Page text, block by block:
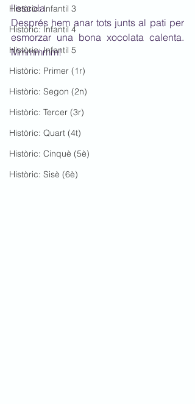
Històric: Infantil 3
Històric: Infantil 4
Històric: Infantil 5
Històric: Primer (1r)
Històric: Segon (2n)
Històric: Tercer (3r)
Històric: Quart (4t)
Històric: Cinquè (5è)
Històric: Sisè (6è)
l'escola.
Després hem anar tots junts al pati per
esmorzar una bona xocolata calenta.
Mmmmmm!